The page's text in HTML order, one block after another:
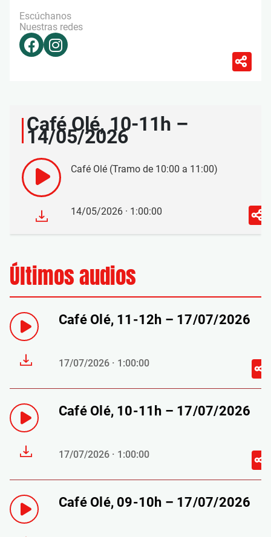
Escúchanos
Nuestras redes
Café Olé, 10-11h –
14/05/2026
Café Olé (Tramo de 10:00 a 11:00)
14/05/2026 · 1:00:00
Últimos audios
Café Olé, 11-12h – 17/07/2026
17/07/2026 · 1:00:00
Café Olé, 10-11h – 17/07/2026
17/07/2026 · 1:00:00
Café Olé, 09-10h – 17/07/2026